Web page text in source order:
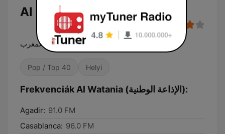
Al Watania (الإذاعة الوطنية)
صوت المغرب
Pop / Top 40 Helyi
Frekvenciák Al Watania (الإذاعة الوطنية):
Agadir: 91.0 FM
Casablanca: 96.0 FM